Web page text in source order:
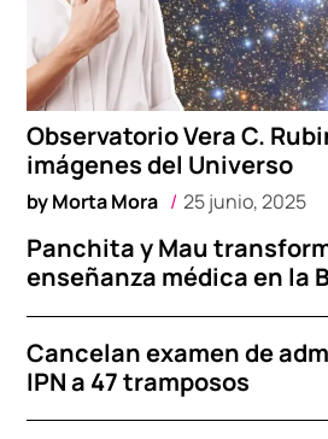
Observatorio Vera C.
imágenes del Universo
byMorta Mora 25 junio, 2025
Panchita y Mau
enseñanza médica en la
Cancelan examen de
IPN a 47 tramposos